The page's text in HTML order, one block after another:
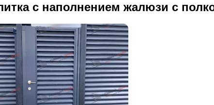
с наполнением жалюзи с